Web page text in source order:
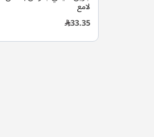
جرين سيمي جلوس | دهان
لامع